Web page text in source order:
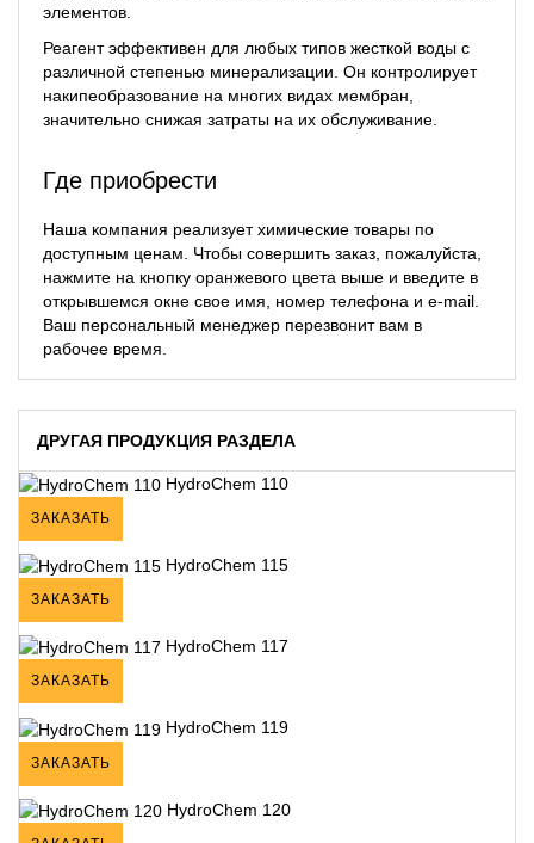
элементов.
Реагент эффективен для любых типов жесткой воды с
различной степенью минерализации. Он контролирует
накипеобразование на многих видах мембран,
значительно снижая затраты на их обслуживание.
Где приобрести
Наша компания реализует химические товары по
доступным ценам. Чтобы совершить заказ, пожалуйста,
нажмите на кнопку оранжевого цвета выше и введите в
открывшемся окне свое имя, номер телефона и e-mail.
Ваш персональный менеджер перезвонит вам в
рабочее время.
ДРУГАЯ ПРОДУКЦИЯ РАЗДЕЛА
HydroChem 110
ЗАКАЗАТЬ
HydroChem 115
ЗАКАЗАТЬ
HydroChem 117
ЗАКАЗАТЬ
HydroChem 119
ЗАКАЗАТЬ
HydroChem 120